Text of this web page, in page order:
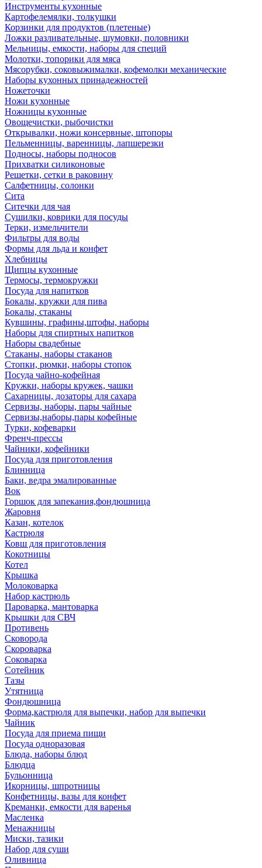
Инструменты кухонные
Картофелемялки, толкушки
Корзинки для продуктов (плетеные)
Ложки разливательные, шумовки, половники
Мельницы, емкости, наборы для специй
Молотки, топорики для мяса
Мясорубки, соковыжималки, кофемолки механические
Наборы кухонных принадежностей
Ножеточки
Ножи кухонные
Ножницы кухонные
Овощечистки, рыбочистки
Открывалки, ножи консервные, штопоры
Пельменницы, варенницы, лапшерезки
Подносы, наборы подносов
Прихватки силиконовые
Решетки, сетки в раковину
Салфетницы, солонки
Сита
Ситечки для чая
Сушилки, коврики для посуды
Терки, измельчители
Фильтры для воды
Формы для льда и конфет
Хлебницы
Щипцы кухонные
Термосы, термокружки
Посуда для напитков
Бокалы, кружки для пива
Бокалы, стаканы
Кувшины, графины,штофы, наборы
Наборы для спиртных напитков
Наборы свадебные
Стаканы, наборы стаканов
Стопки, рюмки, наборы стопок
Посуда чайно-кофейная
Кружки, наборы кружек, чашки
Сахарницы, дозаторы для сахара
Сервизы, наборы, пары чайные
Сервизы,наборы,пары кофейные
Турки, кофеварки
Френч-прессы
Чайники, кофейники
Посуда для приготовления
Блинница
Баки, ведра эмалированные
Вок
Горшок для запекания,фондюшница
Жаровня
Казан, котелок
Кастрюля
Ковш для приготовления
Кокотницы
Котел
Крышка
Молоковарка
Набор кастрюль
Пароварка, мантоварка
Крышки для СВЧ
Противень
Сковорода
Скороварка
Соковарка
Сотейник
Тазы
Утятница
Фондюшница
Форма,кастрюля для выпечки, набор для выпечки
Чайник
Посуда для приема пищи
Посуда одноразовая
Блюда, наборы блюд
Блюдца
Бульонница
Икорницы, шпротницы
Конфетницы, вазы для конфет
Креманки, емкости для варенья
Масленка
Менажницы
Миски, тазики
Набор для суши
Оливница